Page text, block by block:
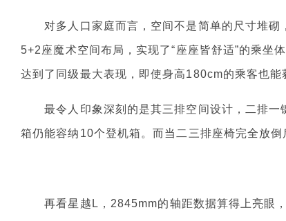
对多人口家庭而言，空间不是简单的尺寸堆砌
5+2座魔术空间布局，实现了“座座皆舒适”的乘
达到了同级最大表现，即使身高180cm的乘客也能
最令人印象深刻的是其三排空间设计，二排一
箱仍能容纳10个登机箱。而当二三排座椅完全放倒
再看星越L，2845mm的轴距数据算得上亮眼，